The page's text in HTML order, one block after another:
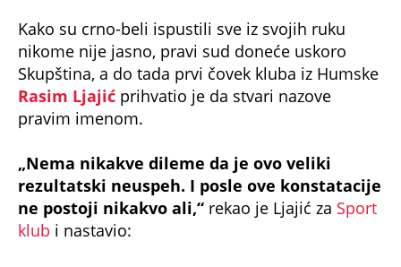
Kako su crno-beli ispustili sve iz svojih ruku
nikome nije jasno, pravi sud doneće uskoro
Skupština, a do tada prvi čovek kluba iz Humske
Rasim Ljajić prihvatio je da stvari nazove
pravim imenom.
„Nema nikakve dileme da je ovo veliki
rezultatski neuspeh. I posle ove konstatacije
ne postoji nikakvo ali,“ rekao je Ljajić za Sport
klub i nastavio: